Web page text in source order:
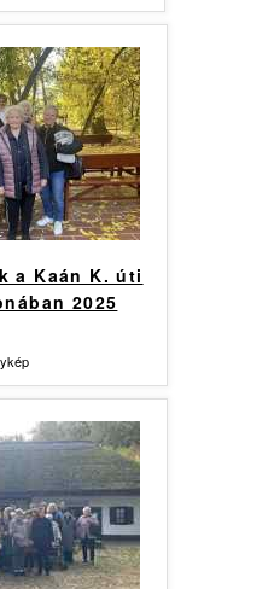
a Kaán K. úti
2025